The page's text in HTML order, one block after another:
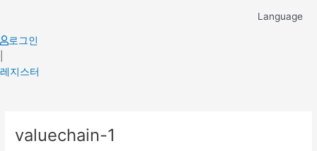
content
Language
로그인
레지스터
valuechain-1